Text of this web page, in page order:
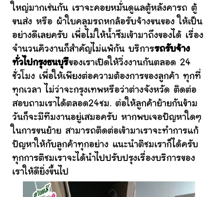
ใหญ่มากเช่นกัน เราจะคอยหมั่นดูแลตู้หลังคารถ ตู้
ขนส่ง หรือ ผ้าใบคลุมรถหกล้อรับจ้างขนของ ให้เป็น
อย่างดีเลยครับ เพื่อไม่ให้น้ำซึมเข้ามาถึงของได้ เรื่อง
จำนวนคิวงานก็สำคัญไม่แพ้กัน บริการรถรับจ้าง
ทั่วไปกรุงธนบุรีของเราเปิดให้วิ่งงานกันตลอด 24
ชั่วโมง เพื่อให้เพียงต่อความต้องการของลูกค้า ทุกที่
ทุกเวลา ไม่ว่าจะกรุงเทพหรือว่าต่างจังหวัด ติดต่อ
สอบถามเราได้ตลอด24ชม. ต่อให้ลูกค้าย้ายกันข้าม
วันก็จะมีทีมงานอยู่เสมอครับ หากพบเจอปัญหาใดๆ
ในการขนย้าย สามารถติดต่อเข้ามาเราจะทำการแก้
ปัญหาให้กับลูกค้าทุกอย่าง แนะนำติชมเราก็ได้ครับ
ทุกการติชมเราจะได้นำไปปรับปรุงเรื่องบริการของ
เราให้ดียิ่งขึ้นไป